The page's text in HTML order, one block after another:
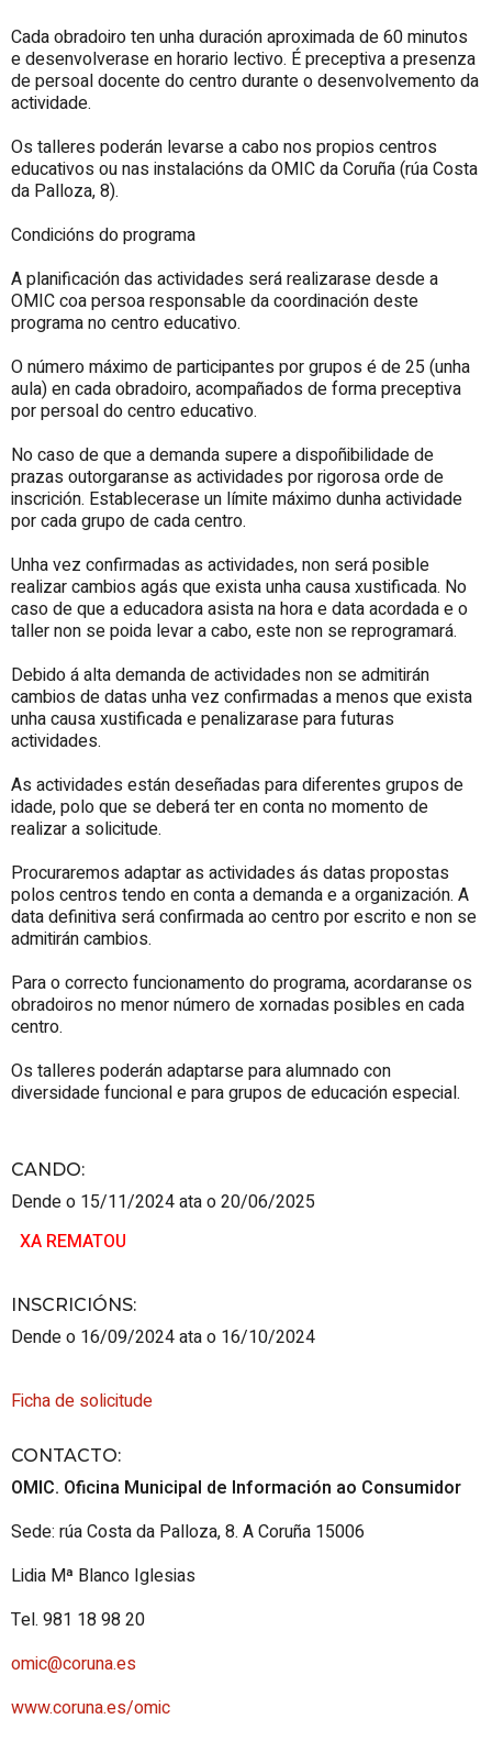
Cada obradoiro ten unha duración aproximada de 60 minutos
e desenvolverase en horario lectivo. É preceptiva a presenza
de persoal docente do centro durante o desenvolvemento da
actividade.
Os talleres poderán levarse a cabo nos propios centros
educativos ou nas instalacións da OMIC da Coruña (rúa Costa
da Palloza, 8).
Condicións do programa
A planificación das actividades será realizarase desde a
OMIC coa persoa responsable da coordinación deste
programa no centro educativo.
O número máximo de participantes por grupos é de 25 (unha
aula) en cada obradoiro, acompañados de forma preceptiva
por persoal do centro educativo.
No caso de que a demanda supere a dispoñibilidade de
prazas outorgaranse as actividades por rigorosa orde de
inscrición. Establecerase un límite máximo dunha actividade
por cada grupo de cada centro.
Unha vez confirmadas as actividades, non será posible
realizar cambios agás que exista unha causa xustificada. No
caso de que a educadora asista na hora e data acordada e o
taller non se poida levar a cabo, este non se reprogramará.
Debido á alta demanda de actividades non se admitirán
cambios de datas unha vez confirmadas a menos que exista
unha causa xustificada e penalizarase para futuras
actividades.
As actividades están deseñadas para diferentes grupos de
idade, polo que se deberá ter en conta no momento de
realizar a solicitude.
Procuraremos adaptar as actividades ás datas propostas
polos centros tendo en conta a demanda e a organización. A
data definitiva será confirmada ao centro por escrito e non se
admitirán cambios.
Para o correcto funcionamento do programa, acordaranse os
obradoiros no menor número de xornadas posibles en cada
centro.
Os talleres poderán adaptarse para alumnado con
diversidade funcional e para grupos de educación especial.
CANDO:
Dende o 15/11/2024 ata o 20/06/2025
XA REMATOU
INSCRICIÓNS:
Dende o 16/09/2024 ata o 16/10/2024
Ficha de solicitude
CONTACTO:
OMIC. Oficina Municipal de Información ao Consumidor
Sede: rúa Costa da Palloza, 8. A Coruña 15006
Lidia Mª Blanco Iglesias
Tel. 981 18 98 20
omic@coruna.es
www.coruna.es/omic